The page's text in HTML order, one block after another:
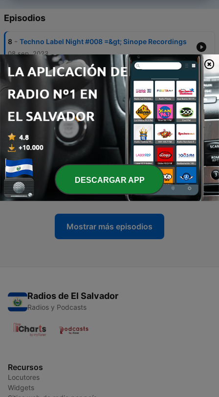
Episodios
8 - Techno Label Night #008 =&gt; Sinope Recordings
08 sep. 2023
7 - Techno Label Night #007 =&gt; Klangtrauma
06 ago. 2023
6 - Techno Label Night #006 =&gt; Note Recordings
06 jul. 2023
5 -
Techno Label Night #005 =&gt; Dark Distorted
Signals
07 jun. 2023
4 - Techno Label Night #004 =&gt; White Line Music
03 mayo 2023
Mostrar más episodios
Radios de El Salvador
Radios y Podcasts
Recursos
Locutores
Widgets
DESCARGAR APP